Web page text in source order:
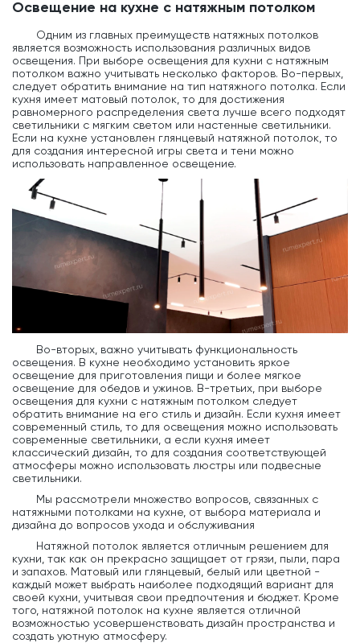
Освещение на кухне с натяжным потолком
Одним из главных преимуществ натяжных потолков
является возможность использования различных видов
освещения. При выборе освещения для кухни с натяжным
потолком важно учитывать несколько факторов. Во-первых,
следует обратить внимание на тип натяжного потолка. Если
кухня имеет матовый потолок, то для достижения
равномерного распределения света лучше всего подходят
светильники с мягким светом или настенные светильники.
Если на кухне установлен глянцевый натяжной потолок, то
для создания интересной игры света и тени можно
использовать направленное освещение.
Во-вторых, важно учитывать функциональность
освещения. В кухне необходимо установить яркое
освещение для приготовления пищи и более мягкое
освещение для обедов и ужинов. В-третьих, при выборе
освещения для кухни с натяжным потолком следует
обратить внимание на его стиль и дизайн. Если кухня имеет
современный стиль, то для освещения можно использовать
современные светильники, а если кухня имеет
классический дизайн, то для создания соответствующей
атмосферы можно использовать люстры или подвесные
светильники.
Мы рассмотрели множество вопросов, связанных с
натяжными потолками на кухне, от выбора материала и
дизайна до вопросов ухода и обслуживания
Натяжной потолок является отличным решением для
кухни, так как он прекрасно защищает от грязи, пыли, пара
и запахов. Матовый или глянцевый, белый или цветной -
каждый может выбрать наиболее подходящий вариант для
своей кухни, учитывая свои предпочтения и бюджет. Кроме
того, натяжной потолок на кухне является отличной
возможностью усовершенствовать дизайн пространства и
создать уютную атмосферу.